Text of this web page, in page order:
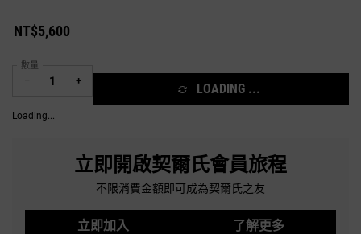
NT$5,600
數量
+ LOADING ...
Loading...
立即開啟契爾氏會員旅程
不限消費金額即可成為契爾氏之友
立即加入 了解更多